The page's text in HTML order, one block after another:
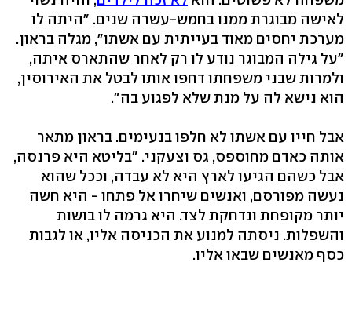
לאישה מבוגרת ממנו בחמש-עשרה שנים. "היתה לו
מערכת יחסים מאוד בעייתית עם אשתו", מגלה בראון.
"על גילה המבוגר נודע לו רק לאחר שהתארס איתה,
ולמרות שבני משפחתו דחפו אותו לבטל את האירוסין,
הוא נישא לה על מנת שלא לפגוע בה".
אבל חייו עם אשתו לא חלפו בנעימים. בראון מתאר
אותה כאדם מחוספס, גס וצעקני. "בליטא היא פרנסה,
אבל כשהם הגיעו לארץ היא לא עבדה, וככל שהוא
נעשה מפורסם, ואנשים שיחרו אל פתחו - היא חשה
יותר מקופחת ונדחקת לצד. היא גרמה לו בושות
והשפלות. ניסתה למנוע את הכניסה אליו, או לגבות
כסף מאנשים שבאו אליו.